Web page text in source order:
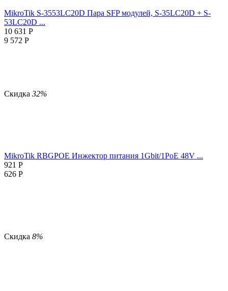
MikroTik S-3553LC20D Пара SFP модулей, S-35LC20D + S-
53LC20D ...
10 631 Р
9 572 Р
Скидка 32%
MikroTik RBGPOE Инжектор питания 1Gbit/1PoE 48V ...
921 Р
626 Р
Скидка 8%